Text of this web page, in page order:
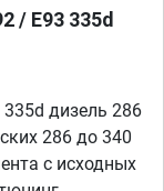
/ E93 335d
дизель 286
286 до 340
с исходных